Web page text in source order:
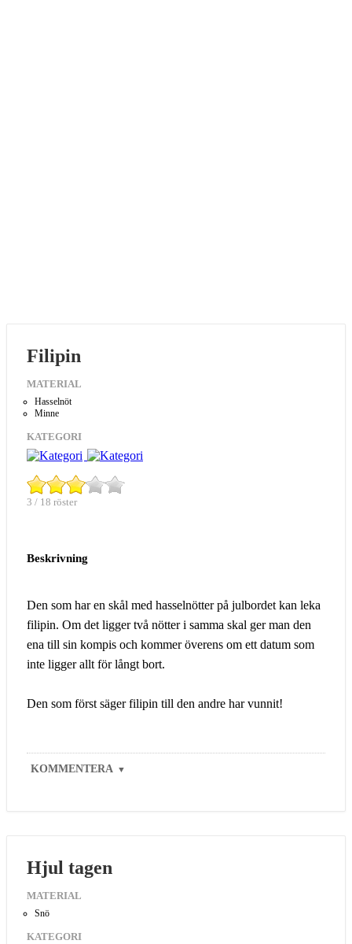
Filipin
MATERIAL
Hasselnöt
Minne
KATEGORI
3 / 18 röster
Beskrivning
Den som har en skål med hasselnötter på julbordet kan leka
filipin. Om det ligger två nötter i samma skal ger man den
ena till sin kompis och kommer överens om ett datum som
inte ligger allt för långt bort.
Den som först säger filipin till den andre har vunnit!
KOMMENTERA ▼
Hjul tagen
MATERIAL
Snö
KATEGORI